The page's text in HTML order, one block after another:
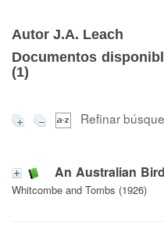
Autor J.A. Leach
Documentos
(1)
Refinar
An Australian
Whitcombe and Tombs (1926)